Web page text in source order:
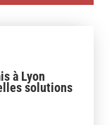
à Lyon
solutions